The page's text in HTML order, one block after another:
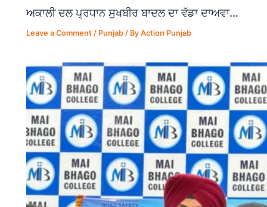
ਅਕਾਲੀ ਦਲ ਪ੍ਰਧਾਨ ਸੁਖਬੀਰ ਬਾਦਲ ਦਾ ਵੱਡਾ ਦਾਅਵਾ…
Leave a Comment / Punjab / ByAction Punjab